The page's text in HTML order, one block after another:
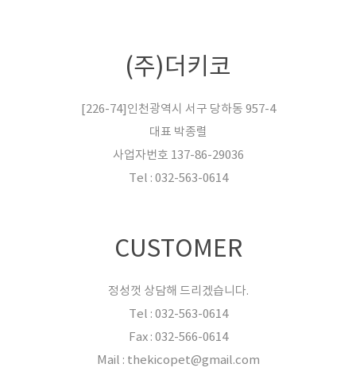
(주)더키코
[226-74]인천광역시 서구 당하동 957-4
대표 박종렬
사업자번호 137-86-29036
Tel : 032-563-0614
CUSTOMER
정성껏 상담해 드리겠습니다.
Tel : 032-563-0614
Fax : 032-566-0614
Mail : thekicopet@gmail.com